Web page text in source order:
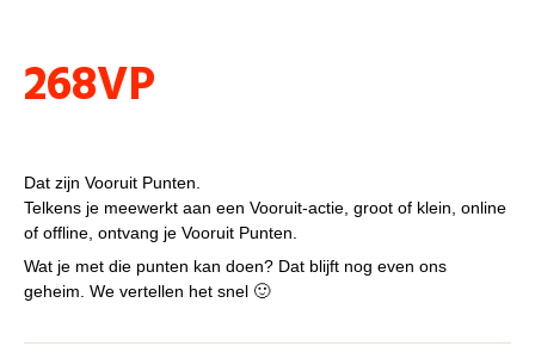
268VP
Dat zijn Vooruit Punten.
Telkens je meewerkt aan een Vooruit-actie, groot of klein, online
of offline, ontvang je Vooruit Punten.
Wat je met die punten kan doen? Dat blijft nog even ons
geheim. We vertellen het snel 🙂